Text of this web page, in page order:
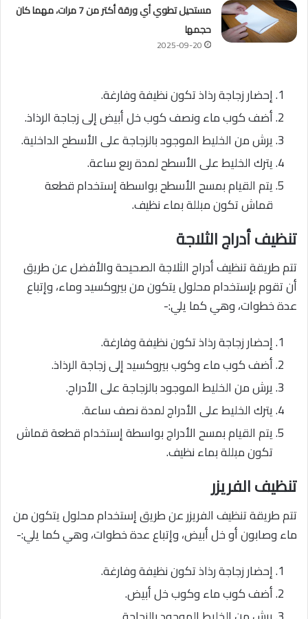
مستحيل تطوي أي ورقة أكتر من 7 مرات، مهما كان
حجمها
2025-09-20
إحضار زجاجة رذاذ تكون نظيفة وفارغة.
أضف كوب ماء ونصف كوب خل أبيض إلى زجاجة الرذاذ.
يرش من الخليط الموجود بالزجاجة على الأسطح الداخلية.
يترك الخليط على الأسطح لمدة ربع ساعة.
يتم القيام بمسح الأسطح بواسطة إستخدام قطعة
قماش تكون مبللة بماء نظيف.
تنظيف أدراج الثلاجة
تتم طريقة تنظيف أدراج الثلاجة الصحيحة والأفضل عن طريق
أن تقوم بإستخدام محلول يتكون من بيروكسيد وماء، وإتباع
عدة خطوات، وهي كما يلي:-
إحضار زجاجة رذاذ تكون نظيفة وفارغة.
أضف كوب ماء وكوب بيروكسيد إلى زجاجة الرذاذ.
يرش من الخليط الموجود بالزجاجة على الأدراج.
يترك الخليط على الأدراج لمدة نصف ساعة.
يتم القيام بمسح الأدراج بواسطة إستخدام قطعة قماش
تكون مبللة بماء نظيف.
تنظيف الفريزر
تتم طريقة تنظيف الفريزر عن طريق إستخدام محلول يتكون من
ماء وصابون أو خل أبيض، وإتباع عدة خطوات، وهي كما يلي:-
إحضار زجاجة رذاذ تكون نظيفة وفارغة.
أضف كوب ماء وكوب خل أبيض.